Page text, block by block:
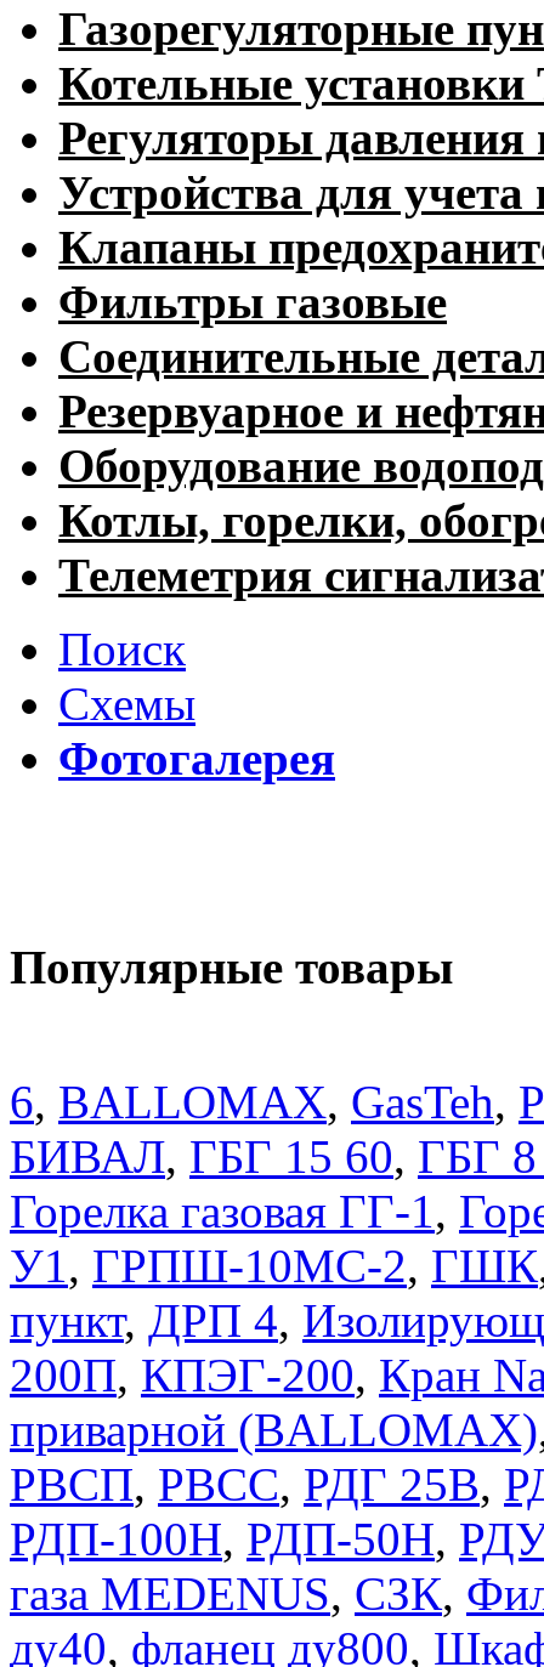
Газорегуляторные
Котельные
Регуляторы давления
Устройства для учета
Клапаны
Фильтры газовые
Соединительные
Резервуарное и
Оборудование
Котлы, горелки,
Телеметрия
Поиск
Схемы
Фотогалерея
Популярные товары
6, BALLOMAX, GasTeh,
БИВАЛ, ГБГ 15 60, ГБГ
Горелка газовая ГГ-1,
У1, ГРПШ-10МС-2, ГШК
пункт, ДРП 4,
200П, КПЭГ-200, Кран
приварной (BALLOMAX)
РВСП, РВСС, РДГ 25В,
РДП-100Н, РДП-50Н,
газа MEDENUS, СЗК,
ду40, фланец ду800,